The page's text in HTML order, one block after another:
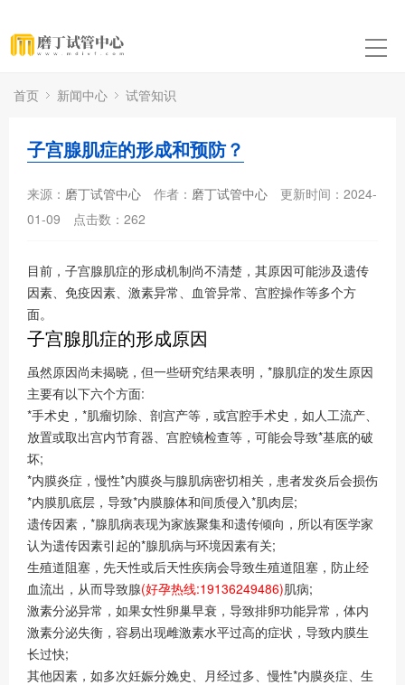
首页 新闻中心 试管知识
子宫腺肌症的形成和预防？
来源： 磨丁试管中心 作者： 磨丁试管中心
更新时间：2024-
01-09
点击数： 262
目前，子宫腺肌症的形成机制尚不清楚，其原因可能涉及遗传
因素、免疫因素、激素异常、血管异常、宫腔操作等多个方
面。
子宫腺肌症的形成原因
虽然原因尚未揭晓，但一些研究结果表明，*腺肌症的发生原因
主要有以下六个方面:
*手术史，*肌瘤切除、剖宫产等，或宫腔手术史，如人工流产、
放置或取出宫内节育器、宫腔镜检查等，可能会导致*基底的破
坏;
*内膜炎症，慢性*内膜炎与腺肌病密切相关，患者发炎后会损伤
*内膜肌底层，导致*内膜腺体和间质侵入*肌肉层;
遗传因素，*腺肌病表现为家族聚集和遗传倾向，所以有医学家
认为遗传因素引起的*腺肌病与环境因素有关;
生殖道阻塞，先天性或后天性疾病会导致生殖道阻塞，防止经
血流出，从而导致腺(好孕热线:19136249486)肌病;
激素分泌异常，如果女性卵巢早衰，导致排卵功能异常，体内
激素分泌失衡，容易出现雌激素水平过高的症状，导致内膜生
长过快;
其他因素，如多次妊娠分娩史、月经过多、慢性*内膜炎症、生